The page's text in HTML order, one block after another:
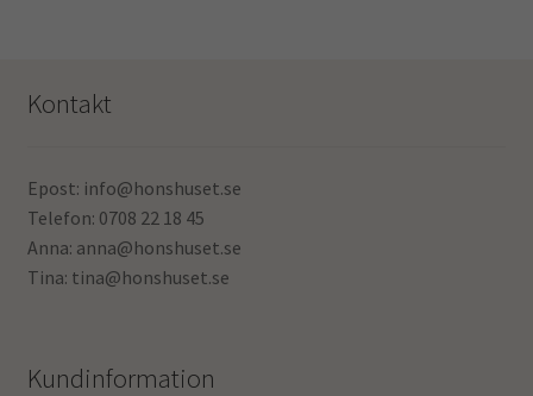
Kontakt
Epost: info@honshuset.se
Telefon: 0708 22 18 45
Anna: anna@honshuset.se
Tina: tina@honshuset.se
Kundinformation